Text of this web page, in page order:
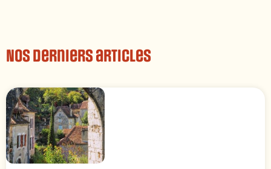
Nos derniers articles